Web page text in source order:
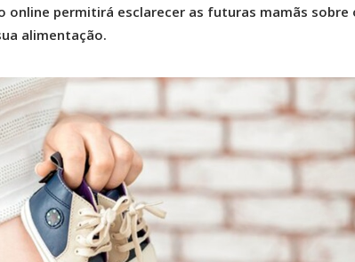
online permitirá esclarecer as futuras mamãs sobre
alimentação.